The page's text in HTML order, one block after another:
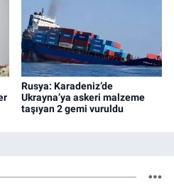
Rusya: Karadeniz’de
Ukrayna’ya askeri malzeme
taşıyan 2 gemi vuruldu